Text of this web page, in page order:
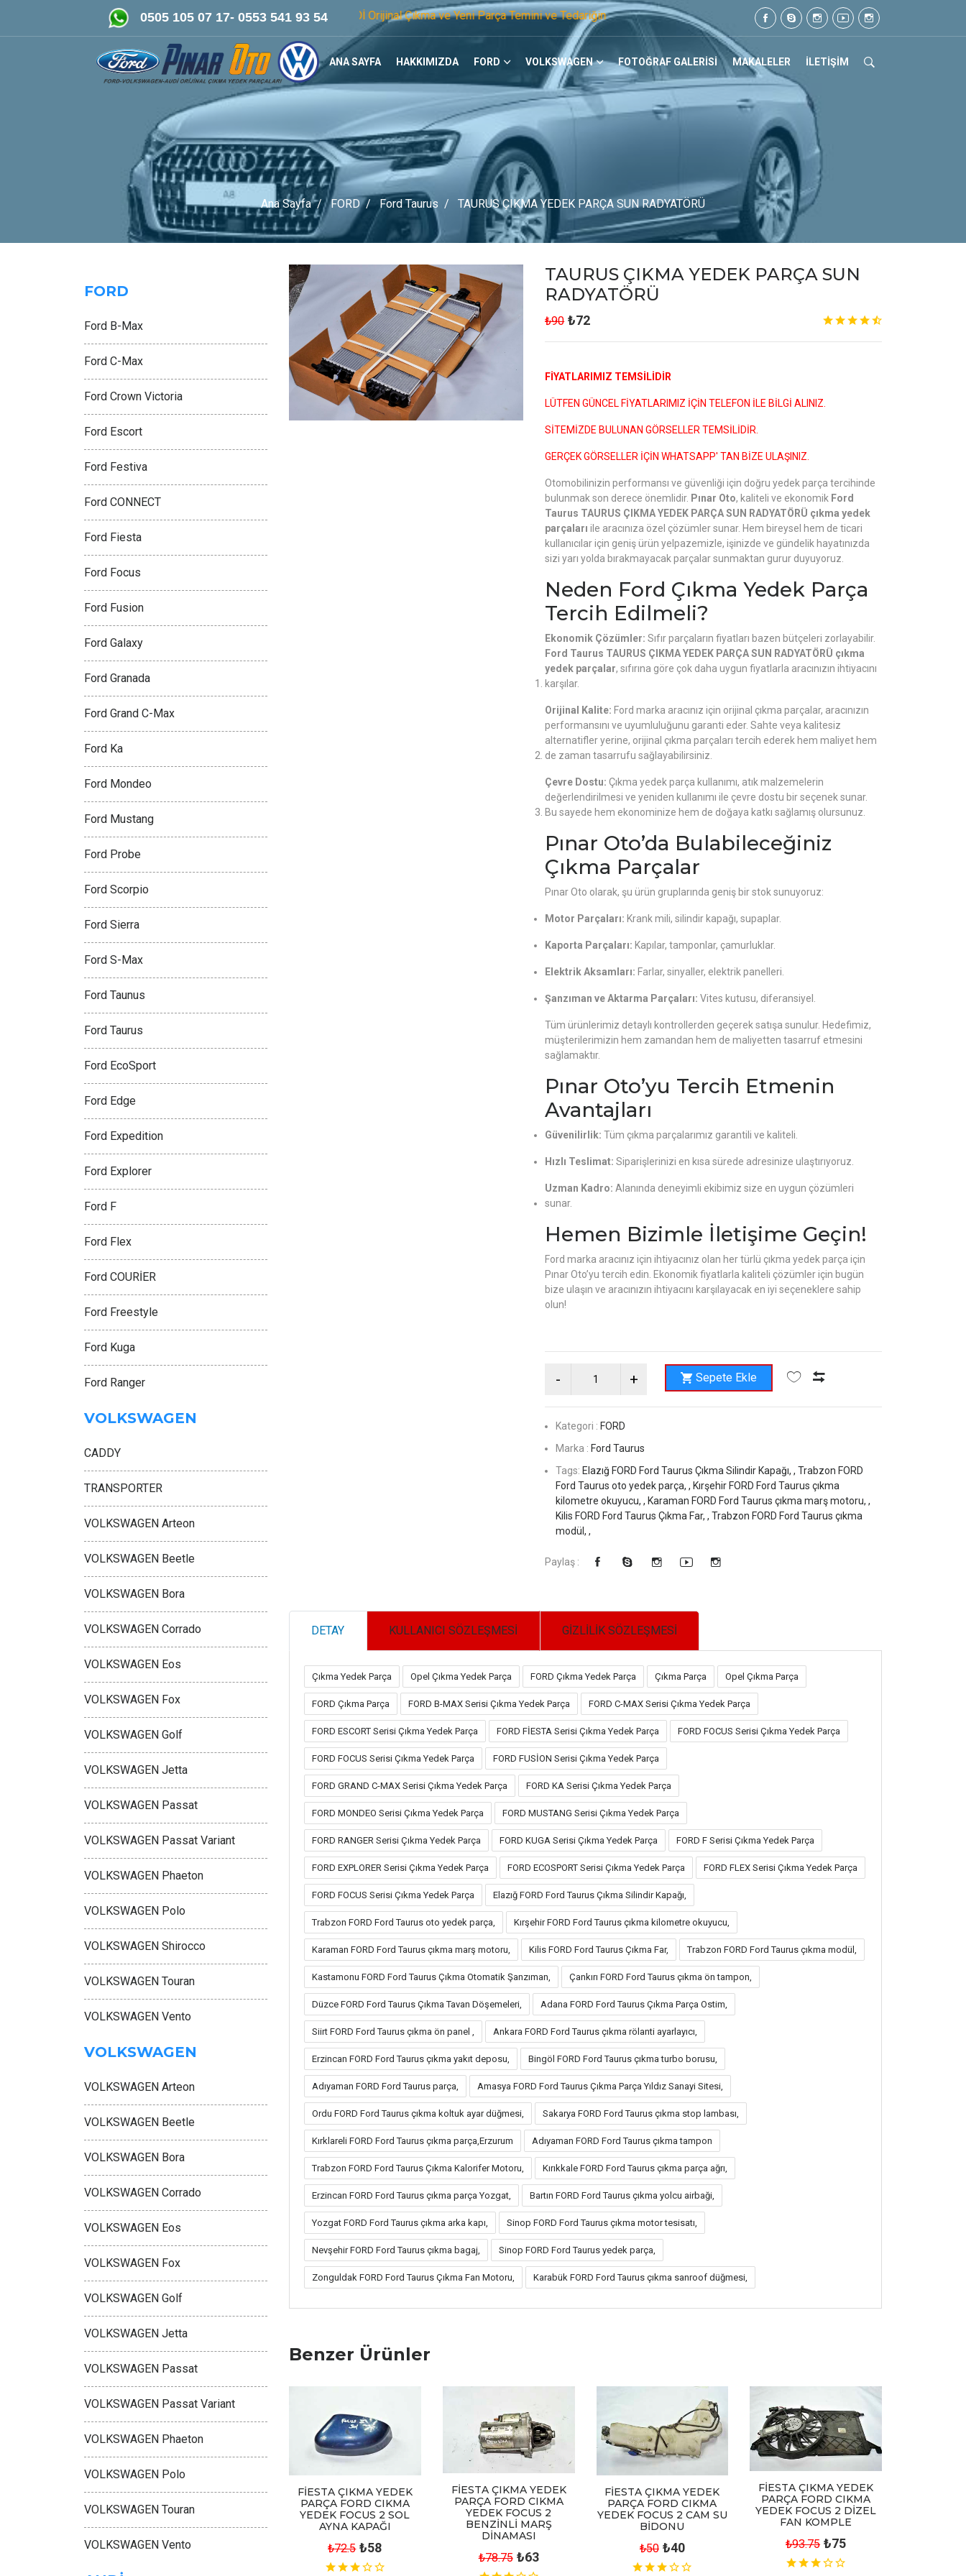
0505 105 07 17- 0553 541 93 54
FORD-VOLKSWAGEN- AUDİ Orijinal Çıkma ve Yeni Parça Temini ve Tedariğinde Öncü Firmayız. Tel: 0505 105 07 17
ANA SAYFA HAKKIMIZDA FORD VOLKSWAGEN FOTOĞRAF GALERİSİ MAKALELER İLETİŞİM
Ana Sayfa FORD Ford Taurus TAURUS ÇIKMA YEDEK PARÇA SUN RADYATÖRÜ
TAURUS ÇIKMA YEDEK PARÇA SUN
RADYATÖRÜ
₺90 ₺72
FİYATLARIMIZ TEMSİLİDİR
LÜTFEN GÜNCEL FİYATLARIMIZ İÇİN TELEFON İLE BİLGİ ALINIZ.
SİTEMİZDE BULUNAN GÖRSELLER TEMSİLİDİR.
GERÇEK GÖRSELLER İÇİN WHATSAPP' TAN BİZE ULAŞINIZ.
Otomobilinizin performansı ve güvenliği için doğru yedek parça tercihinde
bulunmak son derece önemlidir. Pınar Oto, kaliteli ve ekonomik Ford
Taurus TAURUS ÇIKMA YEDEK PARÇA SUN RADYATÖRÜ çıkma yedek
parçaları ile aracınıza özel çözümler sunar. Hem bireysel hem de ticari
kullanıcılar için geniş ürün yelpazemizle, işinizde ve gündelik hayatınızda
sizi yarı yolda bırakmayacak parçalar sunmaktan gurur duyuyoruz.
Neden Ford Çıkma Yedek Parça
Tercih Edilmeli?
Ekonomik Çözümler: Sıfır parçaların fiyatları bazen bütçeleri zorlayabilir.
Ford Taurus TAURUS ÇIKMA YEDEK PARÇA SUN RADYATÖRÜ çıkma
yedek parçalar, sıfırına göre çok daha uygun fiyatlarla aracınızın ihtiyacını
karşılar.
Orijinal Kalite: Ford marka aracınız için orijinal çıkma parçalar, aracınızın
performansını ve uyumluluğunu garanti eder. Sahte veya kalitesiz
alternatifler yerine, orijinal çıkma parçaları tercih ederek hem maliyet hem
de zaman tasarrufu sağlayabilirsiniz.
Çevre Dostu: Çıkma yedek parça kullanımı, atık malzemelerin
değerlendirilmesi ve yeniden kullanımı ile çevre dostu bir seçenek sunar.
Bu sayede hem ekonominize hem de doğaya katkı sağlamış olursunuz.
Pınar Oto’da Bulabileceğiniz
Çıkma Parçalar
Pınar Oto olarak, şu ürün gruplarında geniş bir stok sunuyoruz:
Motor Parçaları: Krank mili, silindir kapağı, supaplar.
Kaporta Parçaları: Kapılar, tamponlar, çamurluklar.
Elektrik Aksamları: Farlar, sinyaller, elektrik panelleri.
Şanzıman ve Aktarma Parçaları: Vites kutusu, diferansiyel.
Tüm ürünlerimiz detaylı kontrollerden geçerek satışa sunulur. Hedefimiz,
müşterilerimizin hem zamandan hem de maliyetten tasarruf etmesini
sağlamaktır.
Pınar Oto’yu Tercih Etmenin
Avantajları
Güvenilirlik: Tüm çıkma parçalarımız garantili ve kaliteli.
Hızlı Teslimat: Siparişlerinizi en kısa sürede adresinize ulaştırıyoruz.
Uzman Kadro: Alanında deneyimli ekibimiz size en uygun çözümleri
sunar.
Hemen Bizimle İletişime Geçin!
Ford marka aracınız için ihtiyacınız olan her türlü çıkma yedek parça için
Pınar Oto’yu tercih edin. Ekonomik fiyatlarla kaliteli çözümler için bugün
bize ulaşın ve aracınızın ihtiyacını karşılayacak en iyi seçeneklere sahip
olun!
Sepete Ekle
Kategori : FORD
Marka : Ford Taurus
Tags: Elazığ FORD Ford Taurus Çıkma Silindir Kapağı, ,Trabzon FORD
Ford Taurus oto yedek parça, , Kırşehir FORD Ford Taurus çıkma
kilometre okuyucu, , Karaman FORD Ford Taurus çıkma marş motoru, ,
Kilis FORD Ford Taurus Çıkma Far, ,Trabzon FORD Ford Taurus çıkma
modül, ,
Paylaş :
DETAY KULLANICI SÖZLEŞMESİ GİZLİLİK SÖZLEŞMESİ
Çıkma Yedek Parça Opel Çıkma Yedek Parça FORD Çıkma Yedek Parça Çıkma Parça Opel Çıkma Parça
FORD Çıkma Parça FORD B-MAX Serisi Çıkma Yedek Parça FORD C-MAX Serisi Çıkma Yedek Parça
FORD ESCORT Serisi Çıkma Yedek Parça FORD FİESTA Serisi Çıkma Yedek Parça FORD FOCUS Serisi Çıkma Yedek Parça
FORD FOCUS Serisi Çıkma Yedek Parça FORD FUSİON Serisi Çıkma Yedek Parça
FORD GRAND C-MAX Serisi Çıkma Yedek Parça FORD KA Serisi Çıkma Yedek Parça
FORD MONDEO Serisi Çıkma Yedek Parça FORD MUSTANG Serisi Çıkma Yedek Parça
FORD RANGER Serisi Çıkma Yedek Parça FORD KUGA Serisi Çıkma Yedek Parça FORD F Serisi Çıkma Yedek Parça
FORD EXPLORER Serisi Çıkma Yedek Parça FORD ECOSPORT Serisi Çıkma Yedek Parça FORD FLEX Serisi Çıkma Yedek Parça
FORD FOCUS Serisi Çıkma Yedek Parça Elazığ FORD Ford Taurus Çıkma Silindir Kapağı,
Trabzon FORD Ford Taurus oto yedek parça, Kırşehir FORD Ford Taurus çıkma kilometre okuyucu,
Karaman FORD Ford Taurus çıkma marş motoru, Kilis FORD Ford Taurus Çıkma Far, Trabzon FORD Ford Taurus çıkma modül,
Kastamonu FORD Ford Taurus Çıkma Otomatik Şanzıman, Çankırı FORD Ford Taurus çıkma ön tampon,
Düzce FORD Ford Taurus Çıkma Tavan Döşemeleri, Adana FORD Ford Taurus Çıkma Parça Ostim,
Siirt FORD Ford Taurus çıkma ön panel , Ankara FORD Ford Taurus çıkma rölanti ayarlayıcı,
Erzincan FORD Ford Taurus çıkma yakıt deposu, Bingöl FORD Ford Taurus çıkma turbo borusu,
Adıyaman FORD Ford Taurus parça, Amasya FORD Ford Taurus Çıkma Parça Yıldız Sanayi Sitesi,
Ordu FORD Ford Taurus çıkma koltuk ayar düğmesi, Sakarya FORD Ford Taurus çıkma stop lambası,
Kırklareli FORD Ford Taurus çıkma parça,Erzurum Adıyaman FORD Ford Taurus çıkma tampon
Trabzon FORD Ford Taurus Çıkma Kalorifer Motoru, Kırıkkale FORD Ford Taurus çıkma parça ağrı,
Erzincan FORD Ford Taurus çıkma parça Yozgat, Bartın FORD Ford Taurus çıkma yolcu airbaği,
Yozgat FORD Ford Taurus çıkma arka kapı, Sinop FORD Ford Taurus çıkma motor tesisatı,
Nevşehir FORD Ford Taurus çıkma bagaj, Sinop FORD Ford Taurus yedek parça,
Zonguldak FORD Ford Taurus Çıkma Fan Motoru, Karabük FORD Ford Taurus çıkma sanroof düğmesi,
Benzer Ürünler
FİESTA ÇIKMA YEDEK
PARÇA FORD CIKMA
YEDEK FOCUS 2 SOL
AYNA KAPAĞI
₺72.5 ₺58
FİESTA ÇIKMA YEDEK
PARÇA FORD CIKMA
YEDEK FOCUS 2
BENZİNLİ MARŞ
DİNAMASI
₺78.75 ₺63
FİESTA ÇIKMA YEDEK
PARÇA FORD CIKMA
YEDEK FOCUS 2 CAM SU
BİDONU
₺50 ₺40
FİESTA ÇIKMA YEDEK
PARÇA FORD CIKMA
YEDEK FOCUS 2 DİZEL
FAN KOMPLE
₺93.75 ₺75
FORD
Ford B-Max
Ford C-Max
Ford Crown Victoria
Ford Escort
Ford Festiva
Ford CONNECT
Ford Fiesta
Ford Focus
Ford Fusion
Ford Galaxy
Ford Granada
Ford Grand C-Max
Ford Ka
Ford Mondeo
Ford Mustang
Ford Probe
Ford Scorpio
Ford Sierra
Ford S-Max
Ford Taunus
Ford Taurus
Ford EcoSport
Ford Edge
Ford Expedition
Ford Explorer
Ford F
Ford Flex
Ford COURİER
Ford Freestyle
Ford Kuga
Ford Ranger
VOLKSWAGEN
CADDY
TRANSPORTER
VOLKSWAGEN Arteon
VOLKSWAGEN Beetle
VOLKSWAGEN Bora
VOLKSWAGEN Corrado
VOLKSWAGEN Eos
VOLKSWAGEN Fox
VOLKSWAGEN Golf
VOLKSWAGEN Jetta
VOLKSWAGEN Passat
VOLKSWAGEN Passat Variant
VOLKSWAGEN Phaeton
VOLKSWAGEN Polo
VOLKSWAGEN Shirocco
VOLKSWAGEN Touran
VOLKSWAGEN Vento
VOLKSWAGEN
VOLKSWAGEN Arteon
VOLKSWAGEN Beetle
VOLKSWAGEN Bora
VOLKSWAGEN Corrado
VOLKSWAGEN Eos
VOLKSWAGEN Fox
VOLKSWAGEN Golf
VOLKSWAGEN Jetta
VOLKSWAGEN Passat
VOLKSWAGEN Passat Variant
VOLKSWAGEN Phaeton
VOLKSWAGEN Polo
VOLKSWAGEN Touran
VOLKSWAGEN Vento